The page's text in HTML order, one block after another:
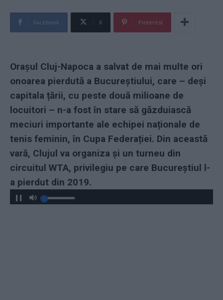
Facebook X Pinterest
Orașul Cluj-Napoca a salvat de mai multe ori
onoarea pierdută a Bucureștiului, care – deși
capitala țării, cu peste două milioane de
locuitori – n-a fost în stare să găzduiască
meciuri importante ale echipei naționale de
tenis feminin, în Cupa Federației. Din această
vară, Clujul va organiza și un turneu din
circuitul WTA, privilegiu pe care Bucureștiul l-
a pierdut din 2019.